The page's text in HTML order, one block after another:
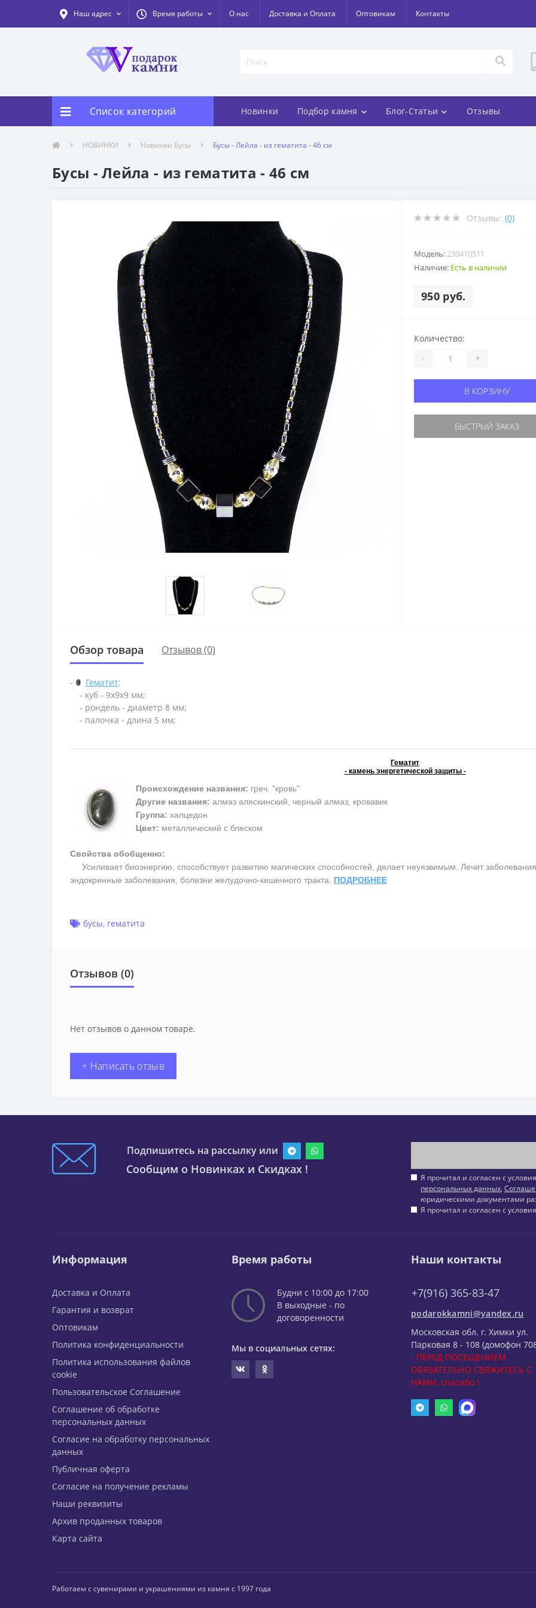
Наш адрес Время работы О нас Доставка и Оплата Оптовикам Контакты
Список категорий Новинки Подбор камня Блог-Статьи Отзывы
НОВИНКИ Новинки Бусы Бусы - Лейла - из гематита - 46 см
Бусы - Лейла - из гематита - 46 см
Отзывы: (0)
Модель: 230410511
Наличие: Есть в наличии
950 руб.
Количество:
- +
В КОРЗИНУ
БЫСТРЫЙ ЗАКАЗ
Обзор товара Отзывов (0)
- Гематит:
- куб - 9х9х9 мм;
- рондель - диаметр 8 мм;
- палочка - длина 5 мм;
Гематит
- камень энергетической защиты -
Происхождение названия: греч. "кровь"
Другие названия: алмаз аляскинский, черный алмаз, кровавик
Группа: халцедон
Цвет: металлический с блеском
Свойства обобщенно:
Усиливает биоэнергию, способствует развитию магических способностей, делает неуязвимым. Лечит
эндокринные заболевания, болезни желудочно-кишечного тракта. ПОДРОБНЕЕ
бусы, гематита
Отзывов (0)
Нет отзывов о данном товаре.
+ Написать отзыв
Подпишитесь на рассылку или
Сообщим о Новинках и Скидках !
Я прочитал и согласен с
персональных данных,
юридическими документами
Я прочитал и согласен с
Информация
Доставка и Оплата
Гарантия и возврат
Оптовикам
Политика конфиденциальности
Политика использования файлов
cookie
Пользовательское Соглашение
Соглашение об обработке
персональных данных
Согласие на обработку персональных
данных
Публичная оферта
Согласие на получение рекламы
Наши реквизиты
Архив проданных товаров
Карта сайта
Время работы
Будни с 10:00 до 17:00
В выходные - по
договоренности
Мы в социальных сетях:
Наши контакты
+7(916) 365-83-47
podarokkamni@yandex.ru
Московская обл. г. Химки ул.
Парковая 8 - 108 (домофон
- ПЕРЕД ПОСЕЩЕНИЕМ
ОБЯЗАТЕЛЬНО СВЯЖИТЕСЬ С
НАМИ, спасибо !
Работаем с сувенирами и украшениями из камня с 1997 года